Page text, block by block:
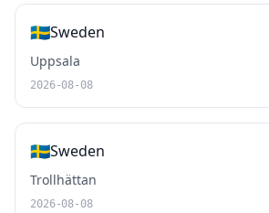
🇸🇪Sweden
Uppsala
2026-08-08
🇸🇪Sweden
Trollhättan
2026-08-08